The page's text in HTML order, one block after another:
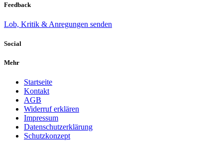
Feedback
Lob, Kritik & Anregungen senden
Social
Mehr
Startseite
Kontakt
AGB
Widerruf erklären
Impressum
Datenschutzerklärung
Schutzkonzept